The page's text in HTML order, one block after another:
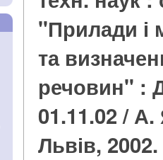
"Прилади і
та
речовин" :
01.11.02 /
Львів,